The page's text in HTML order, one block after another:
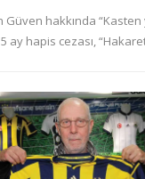
Güven hakkında
ay hapis cezası,